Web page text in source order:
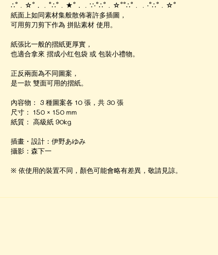
∴°﹒☆°．﹒°∴°﹒★°．﹒∵‧°∴°﹒☆°°∴°﹒﹒‧°∴°﹒☆°
紙面上如同素材集般散佈著許多插圖，
可用剪刀剪下作為 拼貼素材 使用。
紙張比一般的摺紙更厚實，
也適合拿來 摺成小红包袋 或 包裝小禮物。
正反兩面為不同圖案，
是一款 雙面可用的摺紙。
內容物： 3 種圖案各 10 張，共 30 張
尺寸： 150 × 150 mm
紙質： 高級紙 90kg
插畫・設計：伊野あゆみ
攝影：森下一
※ 依使用的裝置不同，顏色可能會略有差異，敬請見諒。